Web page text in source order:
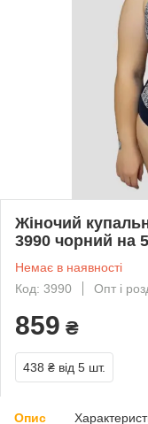
Жіночий
3990 чорний на
Немає в наявності
Код: 3990
Опт і
859 ₴
438 ₴ від 5 шт.
Опис